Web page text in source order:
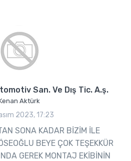
San. Ve Dış Tic. A.ş.
Aktürk
2023, 17:23
SONA KADAR BİZİM İLE
BEYE ÇOK TEŞEKKÜR
GEREK MONTAJ EKİBİNİN